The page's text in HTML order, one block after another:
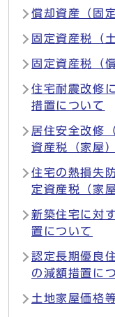
償却資産（固
固定資産税（
固定資産税（
住宅耐震改修
措置について
居住安全改修
資産税（家屋
住宅の熱損失
定資産税（家
新築住宅に対
置について
認定長期優良
の減額措置に
土地家屋価格